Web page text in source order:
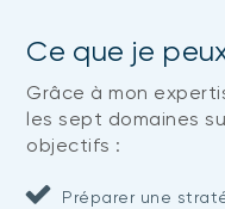
Ce que je
Grâce à mon
les sept domaines
objectifs :
Préparer une